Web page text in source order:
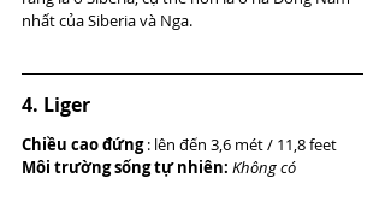
nhất của Siberia và Nga.
4. Liger
Chiều cao đứng : lên đến 3,6 mét / 11,8 feet
Môi trường sống tự nhiên: Không có